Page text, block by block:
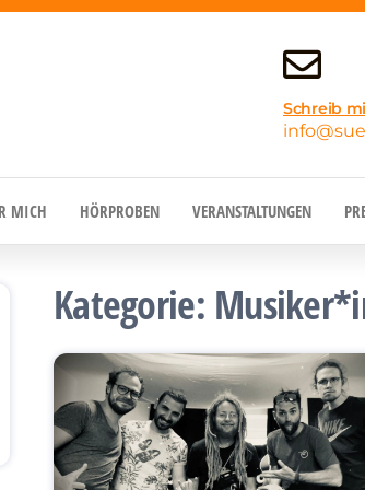
Schreib
MICH HÖRPROBEN VERANSTALTUNGEN
Kategorie: